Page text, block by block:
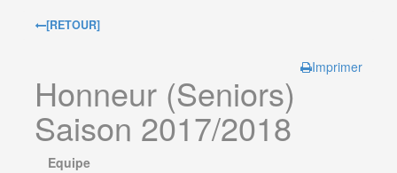
[RETOUR]
Imprimer
Honneur (Seniors)
Saison 2017/2018
Equipe